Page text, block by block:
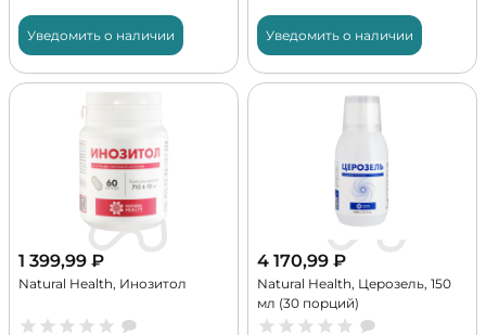
Уведомить о наличии Уведомить о наличии
1 399,99 ₽
Natural Health, Инозитол
4 170,99 ₽
Natural Health, Церозель, 150
мл (30 порций)